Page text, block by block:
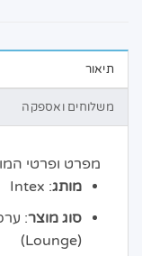
תיאור
משלוחים ואספקה
מפרט ופרטי
מותג: Intex
סוג מוצר:
(Lounge)